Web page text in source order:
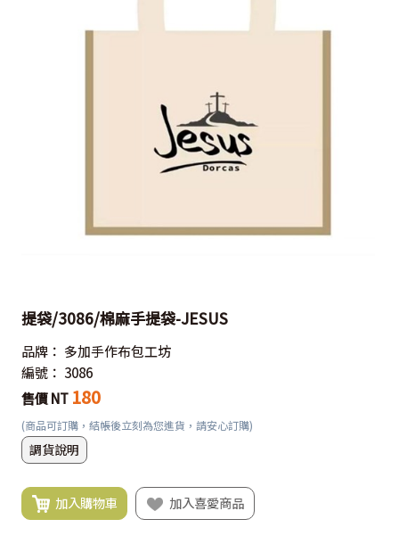
提袋/3086/棉麻手提袋-JESUS
品牌： 多加手作布包工坊
編號： 3086
售價 NT 180
(商品可訂購，結帳後立刻為您進貨，請安心訂購)
調貨說明
加入購物車 加入喜愛商品